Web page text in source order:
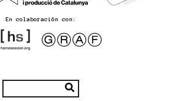
En colaboración con: